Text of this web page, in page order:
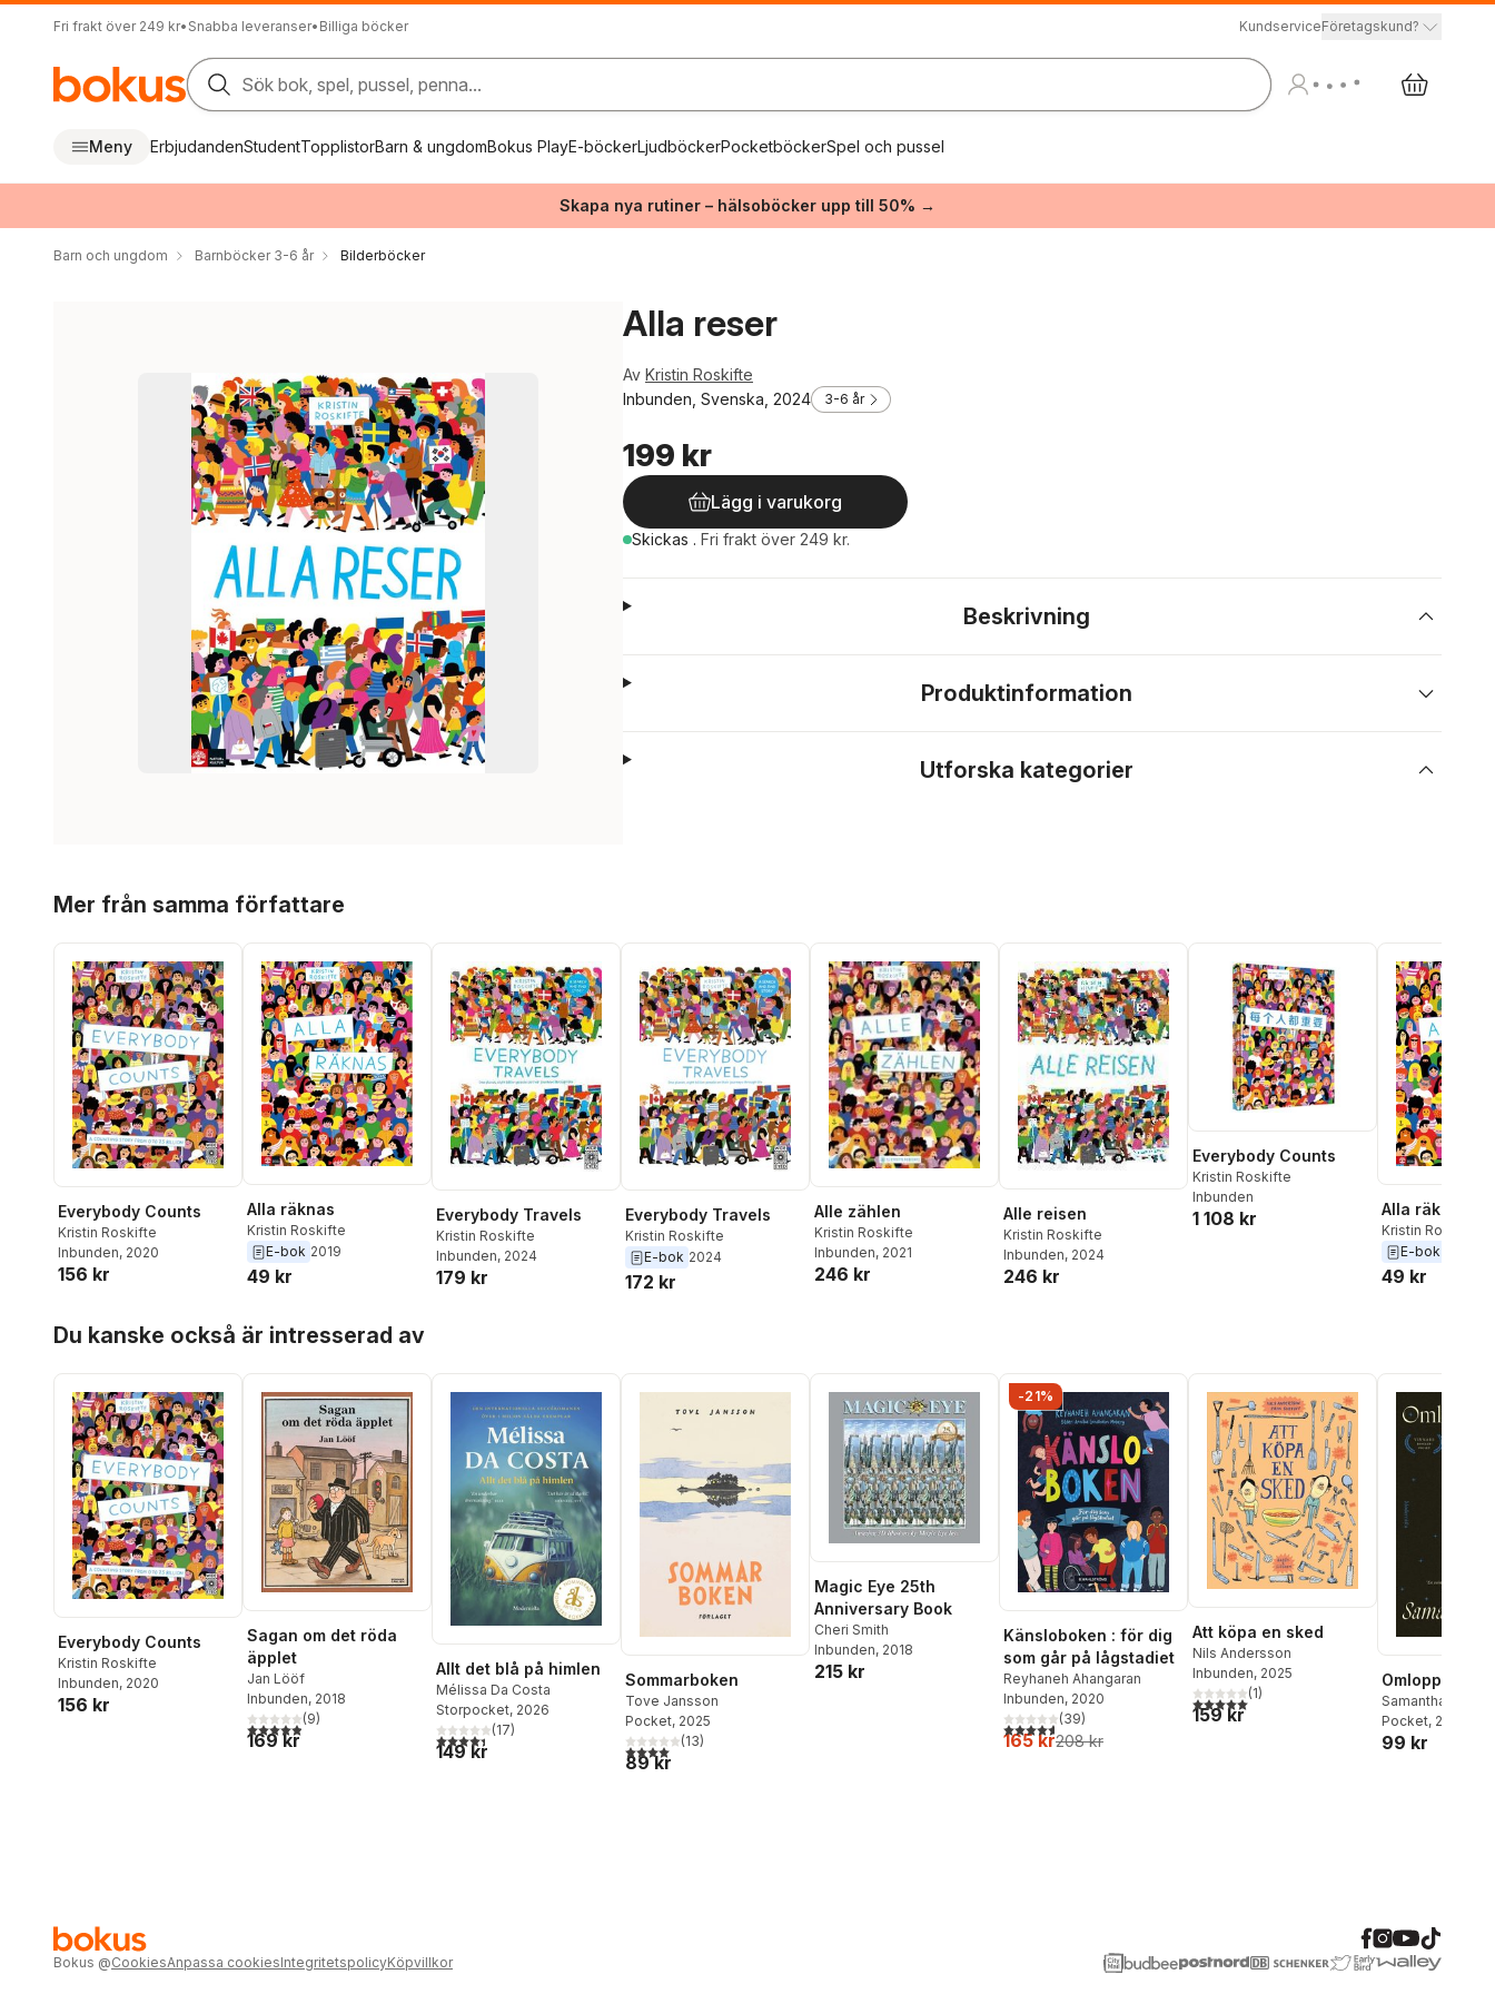
Fri frakt över 249 kr• Snabba leveranser• Billiga böcker KundserviceFöretagskund?
Sök bok, spel, pussel, penna...
Meny ErbjudandenStudentTopplistorBarn & ungdomBokus PlayE-böckerLjudböckerPocketböckerSpel och pussel
Skapa nya rutiner – hälsoböcker upp till 50% →
Barn och ungdom Barnböcker 3-6 år Bilderböcker
Alla reser
Av Kristin Roskifte
Inbunden, Svenska, 2024
3-6 år
199 kr
Lägg i varukorg
Skickas . Fri frakt över 249 kr.
Beskrivning
Produktinformation
Utforska kategorier
Mer från samma författare
Everybody Counts
Kristin Roskifte
Inbunden, 2020
156 kr
Alla räknas
Kristin Roskifte
E-bok 2019
49 kr
Everybody Travels
Kristin Roskifte
Inbunden, 2024
179 kr
Everybody Travels
Kristin Roskifte
E-bok 2024
172 kr
Alle zählen
Kristin Roskifte
Inbunden, 2021
246 kr
Alle reisen
Kristin Roskifte
Inbunden, 2024
246 kr
Everybody Counts
Kristin Roskifte
Inbunden
1 108 kr Alla räknas
Kristin Roskifte
E-bok
49 kr
Du kanske också är intresserad av
Everybody Counts
Kristin Roskifte
Inbunden, 2020
156 kr
Sagan om det röda
äpplet
Jan Lööf
Inbunden, 2018
4,9utav 5 stjärnor. Totalt antal röster:
(9)
169 kr
Allt det blå på himlen
Mélissa Da Costa
Storpocket, 2026
4,4utav 5 stjärnor. Totalt antal röster:
(17)
149 kr
Sommarboken
Tove Jansson
Pocket, 2025
4,0utav 5 stjärnor. Totalt antal röster:
(13)
89 kr
Magic Eye 25th
Anniversary Book
Cheri Smith
Inbunden, 2018
215 kr
-21%
Känsloboken : för dig
som går på lågstadiet
Reyhaneh Ahangaran
Inbunden, 2020
4,6utav 5 stjärnor. Totalt antal röster:
(39)
165 kr208 kr
Att köpa en sked
Nils Andersson
Inbunden, 2025
5,0utav 5 stjärnor. Totalt antal röster:
(1)
159 kr
Samantha Harvey
Pocket, 2026
99 kr
Bokus @CookiesAnpassa cookiesIntegritetspolicyKöpvillkor